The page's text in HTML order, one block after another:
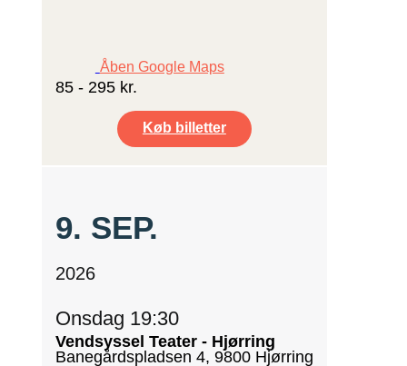
Åben Google Maps
85 - 295 kr.
Køb billetter
9. SEP.
2026
Onsdag 19:30
Vendsyssel Teater - Hjørring
Banegårdspladsen 4, 9800 Hjørring